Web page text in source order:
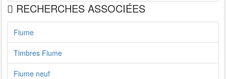
RECHERCHES ASSOCIÉES
Fiume
Timbres Fiume
Fiume neuf